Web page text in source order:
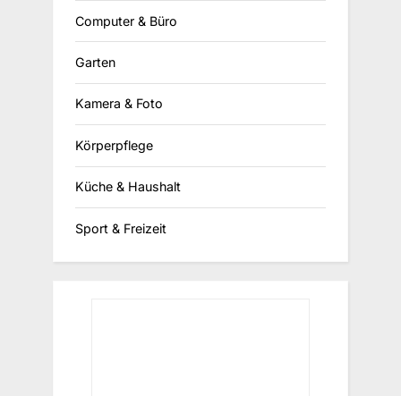
Computer & Büro
Garten
Kamera & Foto
Körperpflege
Küche & Haushalt
Sport & Freizeit